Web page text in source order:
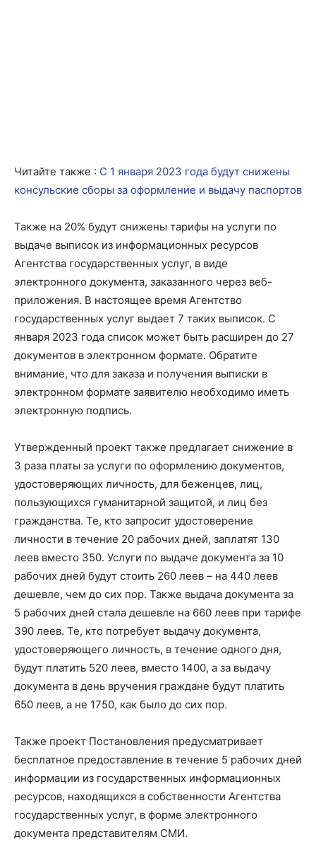
Читайте также : С 1 января 2023 года будут снижены
консульские сборы за оформление и выдачу паспортов
Также на 20% будут снижены тарифы на услуги по
выдаче выписок из информационных ресурсов
Агентства государственных услуг, в виде
электронного документа, заказанного через веб-
приложения. В настоящее время Агентство
государственных услуг выдает 7 таких выписок. С
января 2023 года список может быть расширен до 27
документов в электронном формате. Обратите
внимание, что для заказа и получения выписки в
электронном формате заявителю необходимо иметь
электронную подпись.
Утвержденный проект также предлагает снижение в
3 раза платы за услуги по оформлению документов,
удостоверяющих личность, для беженцев, лиц,
пользующихся гуманитарной защитой, и лиц без
гражданства. Те, кто запросит удостоверение
личности в течение 20 рабочих дней, заплатят 130
леев вместо 350. Услуги по выдаче документа за 10
рабочих дней будут стоить 260 леев – на 440 леев
дешевле, чем до сих пор. Также выдача документа за
5 рабочих дней стала дешевле на 660 леев при тарифе
390 леев. Те, кто потребует выдачу документа,
удостоверяющего личность, в течение одного дня,
будут платить 520 леев, вместо 1400, а за выдачу
документа в день вручения граждане будут платить
650 леев, а не 1750, как было до сих пор.
Также проект Постановления предусматривает
бесплатное предоставление в течение 5 рабочих дней
информации из государственных информационных
ресурсов, находящихся в собственности Агентства
государственных услуг, в форме электронного
документа представителям СМИ.